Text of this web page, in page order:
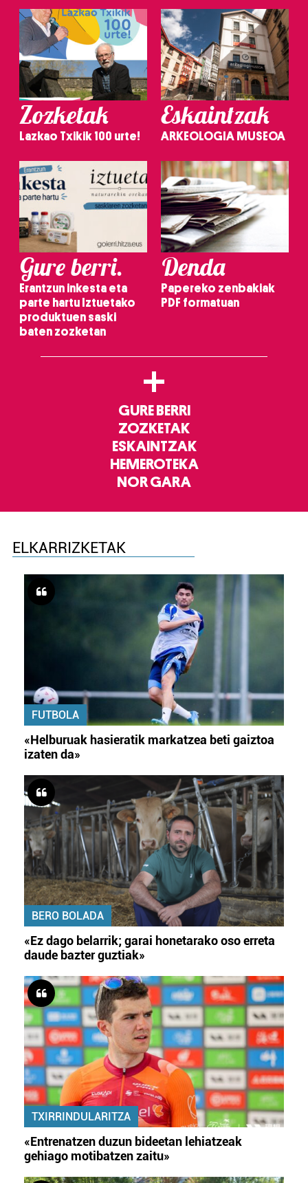
Zozketak
Lazkao Txikik 100 urte!
Eskaintzak
ARKEOLOGIA MUSEOA
Gure berri.
Erantzun inkesta eta
parte hartu Iztuetako
produktuen saski
baten zozketan
Denda
Papereko zenbakiak
PDF formatuan
+
GURE BERRI
ZOZKETAK
ESKAINTZAK
HEMEROTEKA
NOR GARA
ELKARRIZKETAK
FUTBOLA
«Helburuak hasieratik markatzea beti gaiztoa
izaten da»
BERO BOLADA
«Ez dago belarrik; garai honetarako oso erreta
daude bazter guztiak»
TXIRRINDULARITZA
«Entrenatzen duzun bideetan lehiatzeak
gehiago motibatzen zaitu»